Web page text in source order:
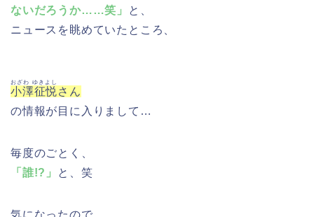
ないだろうか……笑」
と、
ニュースを眺めていたところ、
小澤征悦
おざわ ゆきよし
さん
の情報が目に入りまして…
毎度のごとく、
「誰!?」
と、笑
気になったので